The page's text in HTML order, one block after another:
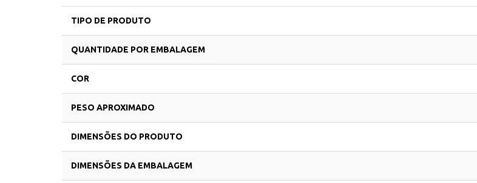
TIPO DE PRODUTO
QUANTIDADE POR EMBALAGEM
COR
PESO APROXIMADO
DIMENSÕES DO PRODUTO
DIMENSÕES DA EMBALAGEM